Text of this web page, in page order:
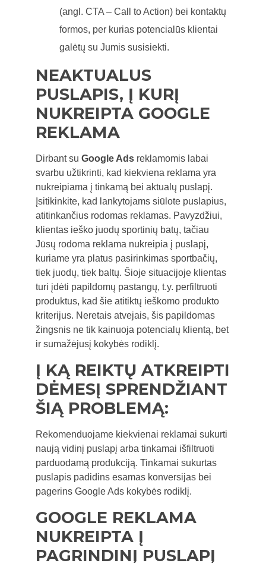
(angl. CTA – Call to Action) bei kontaktų
formos, per kurias potencialūs klientai
galėtų su Jumis susisiekti.
NEAKTUALUS
PUSLAPIS, Į KURĮ
NUKREIPTA GOOGLE
REKLAMA
Dirbant suGoogle Ads reklamomis labai
svarbu užtikrinti, kad kiekviena reklama yra
nukreipiama į tinkamą bei aktualų puslapį.
Įsitikinkite, kad lankytojams siūlote puslapius,
atitinkančius rodomas reklamas. Pavyzdžiui,
klientas ieško juodų sportinių batų, tačiau
Jūsų rodoma reklama nukreipia į puslapį,
kuriame yra platus pasirinkimas sportbačių,
tiek juodų, tiek baltų. Šioje situacijoje klientas
turi įdėti papildomų pastangų, t.y. perfiltruoti
produktus, kad šie atitiktų ieškomo produkto
kriterijus. Neretais atvejais, šis papildomas
žingsnis ne tik kainuoja potencialų klientą, bet
ir sumažėjusį kokybės rodiklį.
Į KĄ REIKTŲ ATKREIPTI
DĖMESĮ SPRENDŽIANT
ŠIĄ PROBLEMĄ:
Rekomenduojame kiekvienai reklamai sukurti
naują vidinį puslapį arba tinkamai išfiltruoti
parduodamą produkciją. Tinkamai sukurtas
puslapis padidins esamas konversijas bei
pagerins Google Ads kokybės rodiklį.
GOOGLE REKLAMA
NUKREIPTA Į
PAGRINDINĮ PUSLAPĮ